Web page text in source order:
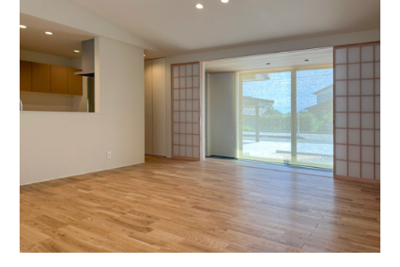
CONTENTS
ARS HOMEとは
POSTS
建築実例
インタビュー
ブログ